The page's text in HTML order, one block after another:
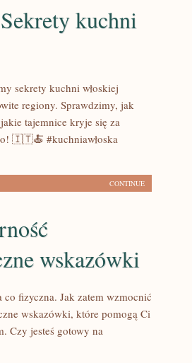
kuchni
sekrety kuchni włoskiej
regiony. Sprawdzimy, jak
tajemnice kryje się za
🇮🇹🍝 #kuchniawłoska
CONTINUE
wskazówki
fizyczna. Jak zatem wzmocnić
wskazówki, które pomogą Ci
Czy jesteś gotowy na